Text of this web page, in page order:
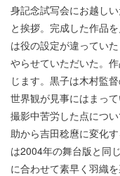
身記念試写会にお越し
と挨拶。完成した作品
は役の設定が違ってい
やらせていただいた。
じます。黒子は木村監
世界観が見事にはまっ
撮影中苦労した点につ
助から吉田稔麿に変化
は2004年の舞台版と同
に合わせて素早く羽織